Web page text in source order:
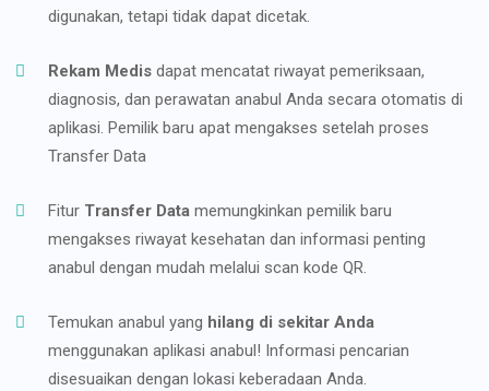
digunakan, tetapi tidak dapat dicetak.
Rekam Medis dapat mencatat riwayat pemeriksaan,
diagnosis, dan perawatan anabul Anda secara otomatis di
aplikasi. Pemilik baru apat mengakses setelah proses
Transfer Data
Fitur Transfer Data memungkinkan pemilik baru
mengakses riwayat kesehatan dan informasi penting
anabul dengan mudah melalui scan kode QR.
Temukan anabul yang hilang di sekitar Anda
menggunakan aplikasi anabul! Informasi pencarian
disesuaikan dengan lokasi keberadaan Anda.